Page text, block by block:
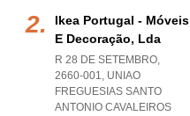
Ikea Portugal - Móveis
E Decoração, Lda
R 28 DE SETEMBRO,
2660-001, UNIAO
FREGUESIAS SANTO
ANTONIO CAVALEIROS